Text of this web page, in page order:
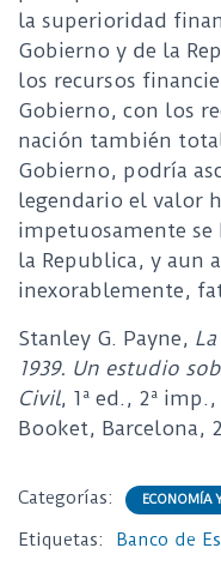
la superioridad
Gobierno y de la
los recursos
Gobierno, con los
nación también
Gobierno, podría
legendario el valor
impetuosamente se
la Republica, y aun
inexorablemente,
Stanley G. Payne,
1939. Un estudio
Civil, 1ª ed., 2ª
Booket, Barcelona,
Categorías: ECONOMÍA
Etiquetas: Banco de